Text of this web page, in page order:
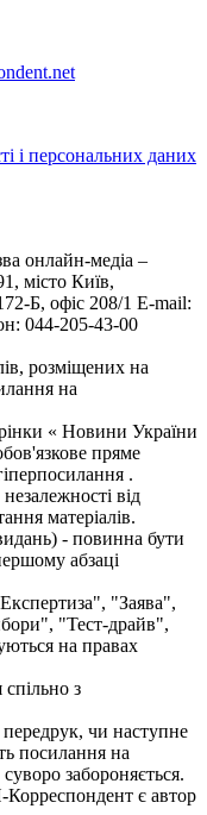
і персональних даних
онлайн-медіа –
місто Київ,
Б, офіс 208/1 E-mail:
044-205-43-00
розміщених на
на
« Новини України
пряме
.
від
матеріалів.
- повинна бути
абзаці
"Заява",
"Тест-драйв",
на правах
з
передрук, чи наступне
посилання на
забороняється.
Корреспондент є автор